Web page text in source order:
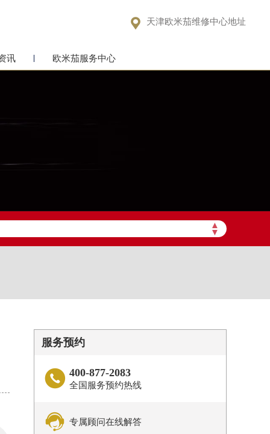
 天津欧米茄维修中心地址
讯 欧米茄服务中心
▲
▼
服务预约
 400-877-2083
全国服务预约热线
 专属顾问在线解答